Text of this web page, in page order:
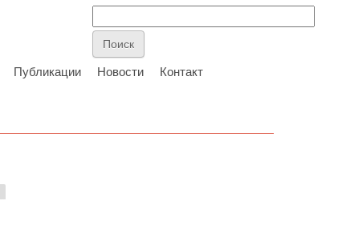
Публикации Новости Контакт